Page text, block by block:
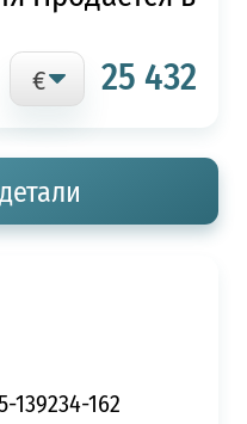
25 432
139234-162